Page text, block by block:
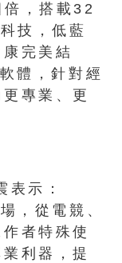
，搭載32
技，低藍
完美結
體，針對經
專業、更
表示：
，從電競、
者特殊使
利器，提